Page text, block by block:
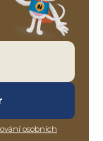
osobních